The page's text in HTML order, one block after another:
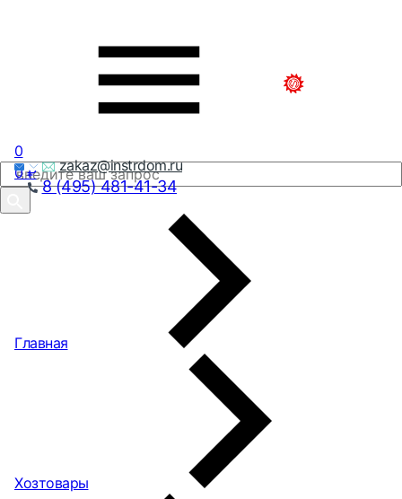
zakaz@instrdom.ru
8 (495) 481-41-34
0
0₽
Главная
Хозтовары